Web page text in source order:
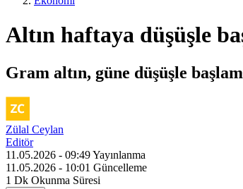
Altın haftaya düşüşle
Gram altın, güne düşüşle
Zülal Ceylan
Editör
11.05.2026 - 09:49Yayınlanma
11.05.2026 - 10:01 Güncelleme
1 Dk Okunma Süresi